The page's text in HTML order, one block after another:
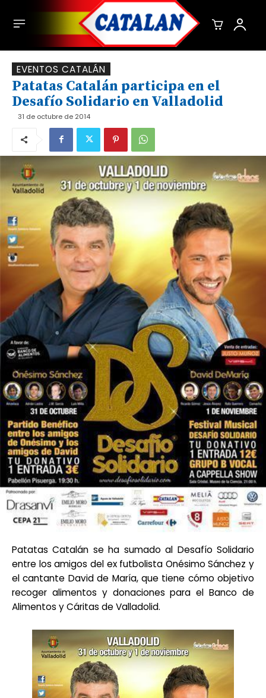
EVENTOS CATALÁN
Patatas Catalán participa en el
Desafío Solidario en Valladolid
31 de octubre de 2014
Patatas Catalán se ha sumado al Desafío Solidario
entre los amigos del ex futbolista Onésimo Sánchez y
el cantante David de María, que tiene cómo objetivo
recoger alimentos y donaciones para el Banco de
Alimentos y Cáritas de Valladolid.